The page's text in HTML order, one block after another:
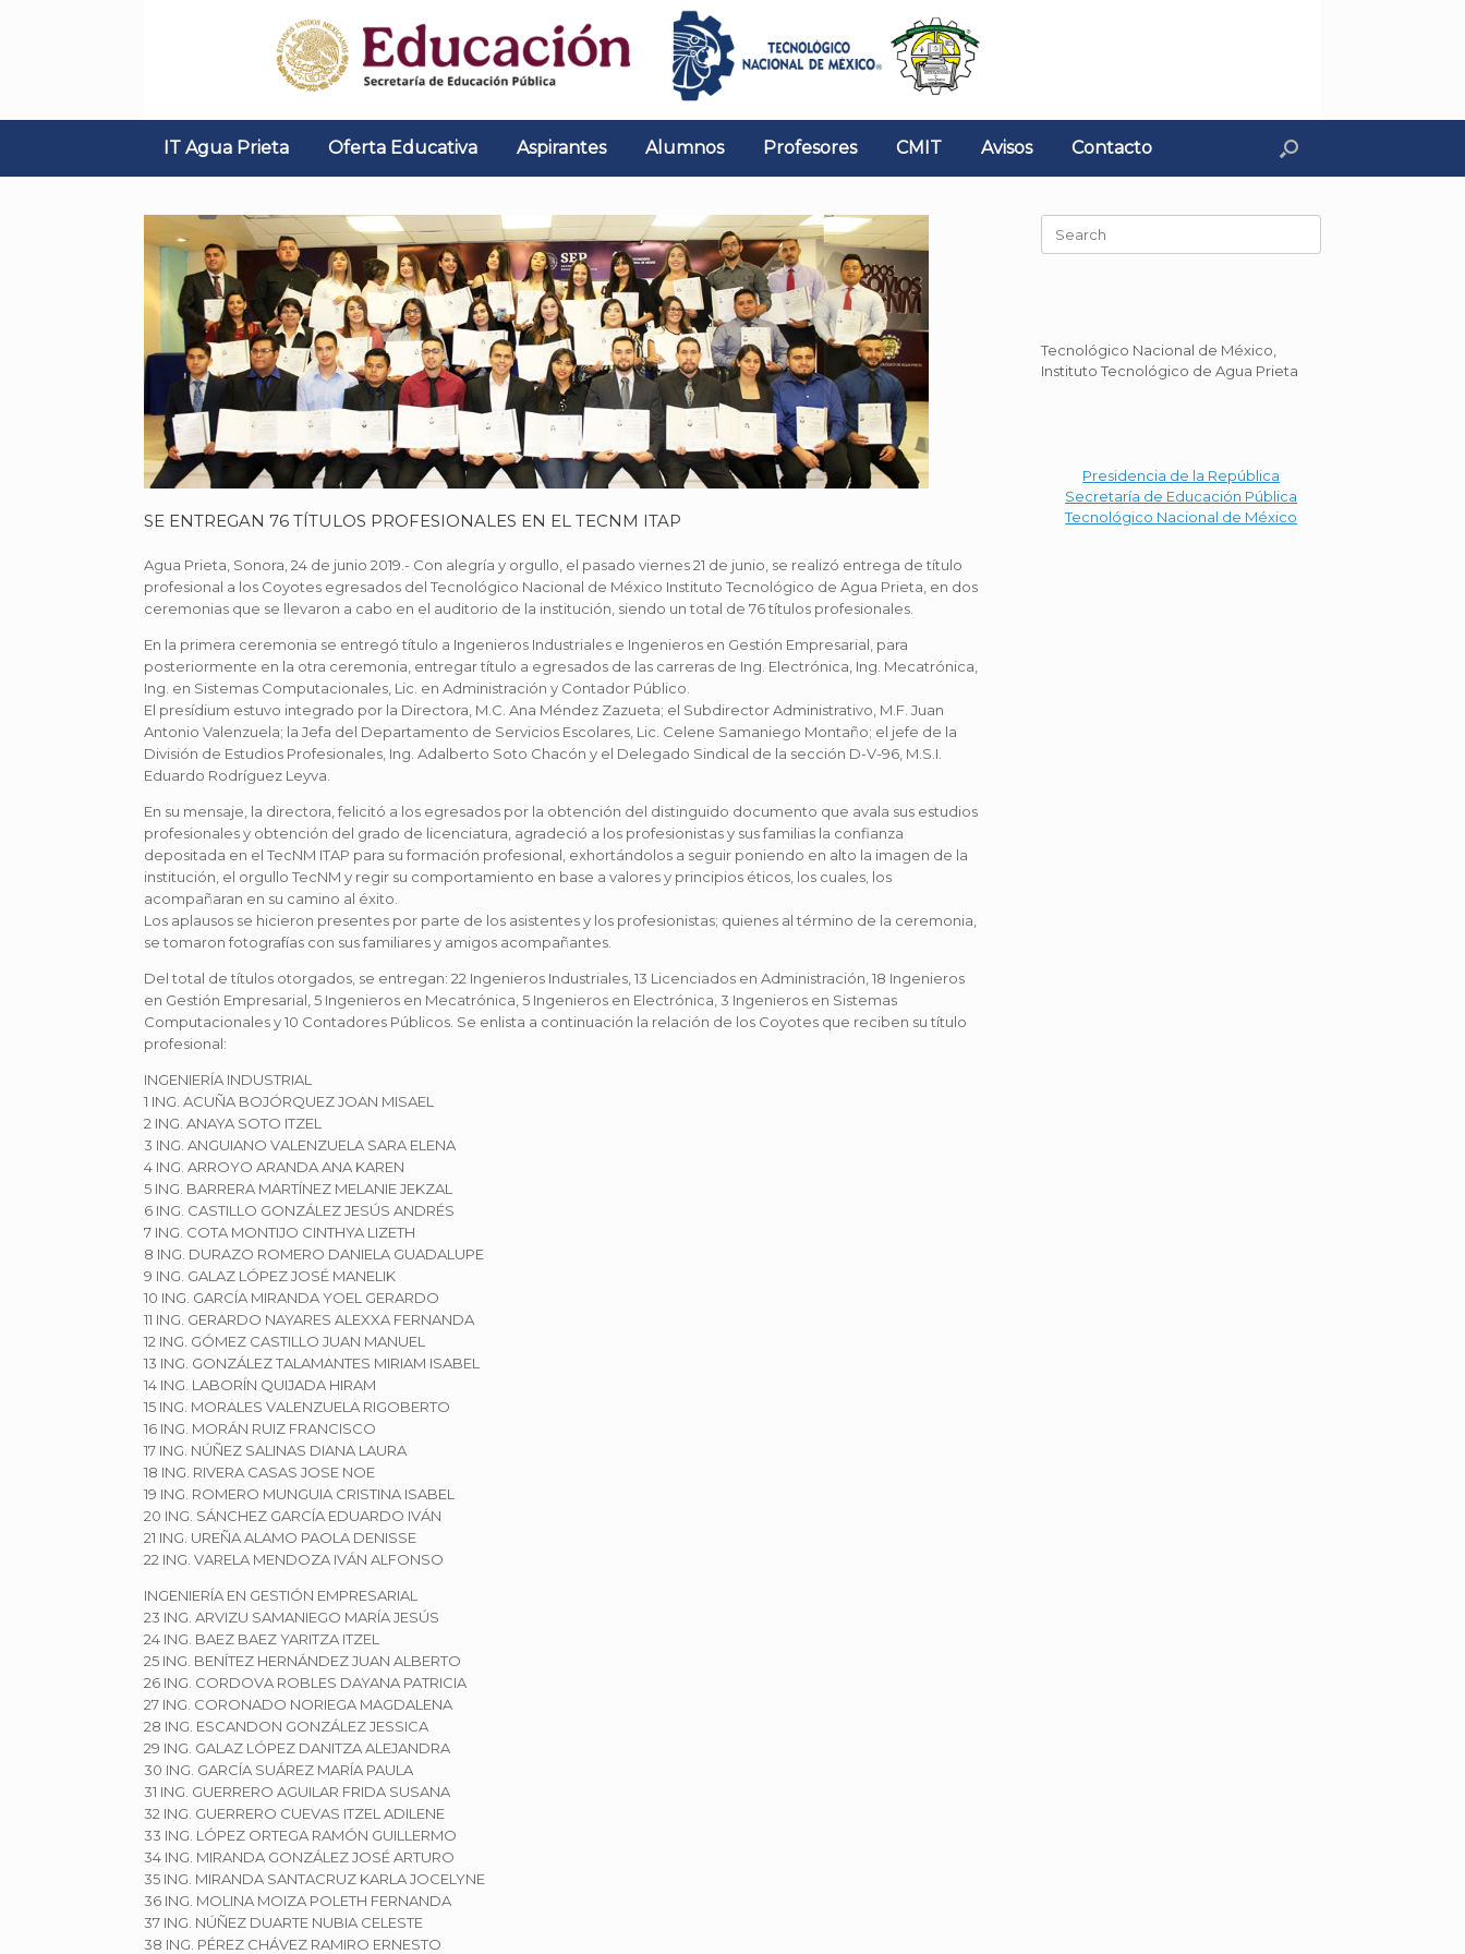
IT Agua Prieta Oferta Educativa Aspirantes Alumnos Profesores CMIT Avisos Contacto
SE ENTREGAN 76 TÍTULOS PROFESIONALES EN EL TECNM ITAP
Agua Prieta, Sonora, 24 de junio 2019.- Con alegría y orgullo, el pasado viernes 21 de junio, se realizó entrega de título
profesional a los Coyotes egresados del Tecnológico Nacional de México Instituto Tecnológico de Agua Prieta, en dos
ceremonias que se llevaron a cabo en el auditorio de la institución, siendo un total de 76 títulos profesionales.
En la primera ceremonia se entregó título a Ingenieros Industriales e Ingenieros en Gestión Empresarial, para
posteriormente en la otra ceremonia, entregar título a egresados de las carreras de Ing. Electrónica, Ing. Mecatrónica,
Ing. en Sistemas Computacionales, Lic. en Administración y Contador Público.
El presídium estuvo integrado por la Directora, M.C. Ana Méndez Zazueta; el Subdirector Administrativo, M.F. Juan
Antonio Valenzuela; la Jefa del Departamento de Servicios Escolares, Lic. Celene Samaniego Montaño; el jefe de la
División de Estudios Profesionales, Ing. Adalberto Soto Chacón y el Delegado Sindical de la sección D-V-96, M.S.I.
Eduardo Rodríguez Leyva.
En su mensaje, la directora, felicitó a los egresados por la obtención del distinguido documento que avala sus estudios
profesionales y obtención del grado de licenciatura, agradeció a los profesionistas y sus familias la confianza
depositada en el TecNM ITAP para su formación profesional, exhortándolos a seguir poniendo en alto la imagen de la
institución, el orgullo TecNM y regir su comportamiento en base a valores y principios éticos, los cuales, los
acompañaran en su camino al éxito.
Los aplausos se hicieron presentes por parte de los asistentes y los profesionistas; quienes al término de la ceremonia,
se tomaron fotografías con sus familiares y amigos acompañantes.
Del total de títulos otorgados, se entregan: 22 Ingenieros Industriales, 13 Licenciados en Administración, 18 Ingenieros
en Gestión Empresarial, 5 Ingenieros en Mecatrónica, 5 Ingenieros en Electrónica, 3 Ingenieros en Sistemas
Computacionales y 10 Contadores Públicos. Se enlista a continuación la relación de los Coyotes que reciben su título
profesional:
INGENIERÍA INDUSTRIAL
1 ING. ACUÑA BOJÓRQUEZ JOAN MISAEL
2 ING. ANAYA SOTO ITZEL
3 ING. ANGUIANO VALENZUELA SARA ELENA
4 ING. ARROYO ARANDA ANA KAREN
5 ING. BARRERA MARTÍNEZ MELANIE JEKZAL
6 ING. CASTILLO GONZÁLEZ JESÚS ANDRÉS
7 ING. COTA MONTIJO CINTHYA LIZETH
8 ING. DURAZO ROMERO DANIELA GUADALUPE
9 ING. GALAZ LÓPEZ JOSÉ MANELIK
10 ING. GARCÍA MIRANDA YOEL GERARDO
11 ING. GERARDO NAYARES ALEXXA FERNANDA
12 ING. GÓMEZ CASTILLO JUAN MANUEL
13 ING. GONZÁLEZ TALAMANTES MIRIAM ISABEL
14 ING. LABORÍN QUIJADA HIRAM
15 ING. MORALES VALENZUELA RIGOBERTO
16 ING. MORÁN RUIZ FRANCISCO
17 ING. NÚÑEZ SALINAS DIANA LAURA
18 ING. RIVERA CASAS JOSE NOE
19 ING. ROMERO MUNGUIA CRISTINA ISABEL
20 ING. SÁNCHEZ GARCÍA EDUARDO IVÁN
21 ING. UREÑA ALAMO PAOLA DENISSE
22 ING. VARELA MENDOZA IVÁN ALFONSO
INGENIERÍA EN GESTIÓN EMPRESARIAL
23 ING. ARVIZU SAMANIEGO MARÍA JESÚS
24 ING. BAEZ BAEZ YARITZA ITZEL
25 ING. BENÍTEZ HERNÁNDEZ JUAN ALBERTO
26 ING. CORDOVA ROBLES DAYANA PATRICIA
27 ING. CORONADO NORIEGA MAGDALENA
28 ING. ESCANDON GONZÁLEZ JESSICA
29 ING. GALAZ LÓPEZ DANITZA ALEJANDRA
30 ING. GARCÍA SUÁREZ MARÍA PAULA
31 ING. GUERRERO AGUILAR FRIDA SUSANA
32 ING. GUERRERO CUEVAS ITZEL ADILENE
33 ING. LÓPEZ ORTEGA RAMÓN GUILLERMO
34 ING. MIRANDA GONZÁLEZ JOSÉ ARTURO
35 ING. MIRANDA SANTACRUZ KARLA JOCELYNE
36 ING. MOLINA MOIZA POLETH FERNANDA
37 ING. NÚÑEZ DUARTE NUBIA CELESTE
38 ING. PÉREZ CHÁVEZ RAMIRO ERNESTO
for:
Tecnológico Nacional de México,
Instituto Tecnológico de Agua Prieta
Presidencia de la República
Secretaría de Educación Pública
Tecnológico Nacional de México